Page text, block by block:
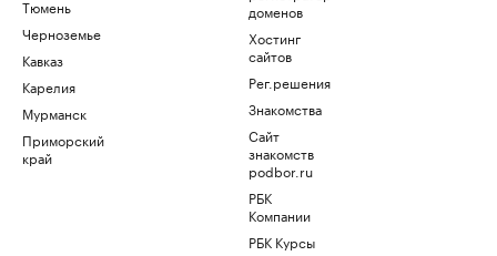
Тюмень
Черноземье
Кавказ
Карелия
Мурманск
Приморский
край
доменов
Хостинг
сайтов
Рег.решения
Знакомства
Сайт
знакомств
podbor.ru
РБК
Компании
РБК Курсы